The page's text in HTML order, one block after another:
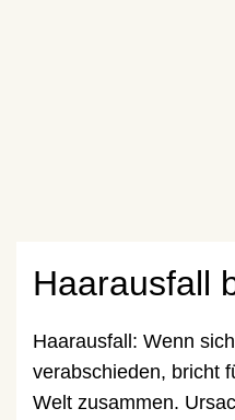
Haarausfall
Haarausfall: Wenn
verabschieden, bricht
Welt zusammen.